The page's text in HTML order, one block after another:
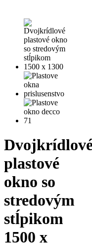
plastové
okno so
stredovým
stĺpikom
1500 x